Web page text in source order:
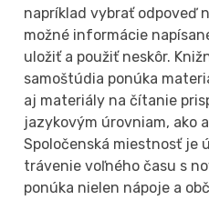
napríklad vybrať odpoveď
možné informácie
uložiť a použiť neskôr.
samoštúdia ponúka
aj materiály na čítanie
jazykovým úrovniam, ako
Spoločenská miestnosť je
trávenie voľného času s
ponúka nielen nápoje a